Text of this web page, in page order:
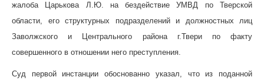
жалоба Царькова Л.Ю. на бездействие УМВД по Тверской
области, его структурных подразделений и должностных лиц
Заволжского и Центрального района г.Твери по факту
совершенного в отношении него преступления.
Суд первой инстанции обоснованно указал, что из поданной